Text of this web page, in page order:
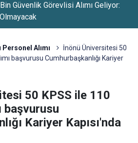
Güvenlik Görevlisi Alımı Geliyor:
Personel Alımı
İnönü Üniversitesi 50
başvurusu Cumhurbaşkanlığı Kariyer
50 KPSS ile 110
başvurusu
Kariyer Kapısı'nda